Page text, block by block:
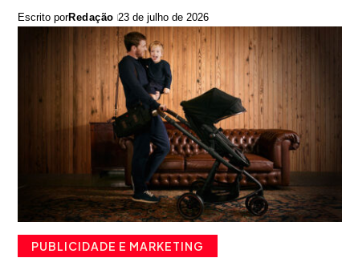
Escrito porRedação 23 de julho de 2026
PUBLICIDADE E MARKETING